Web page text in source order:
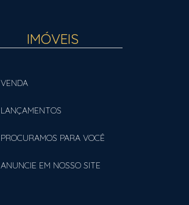
IMÓVEIS
VENDA
LANÇAMENTOS
PROCURAMOS PARA VOCÊ
ANUNCIE EM NOSSO SITE